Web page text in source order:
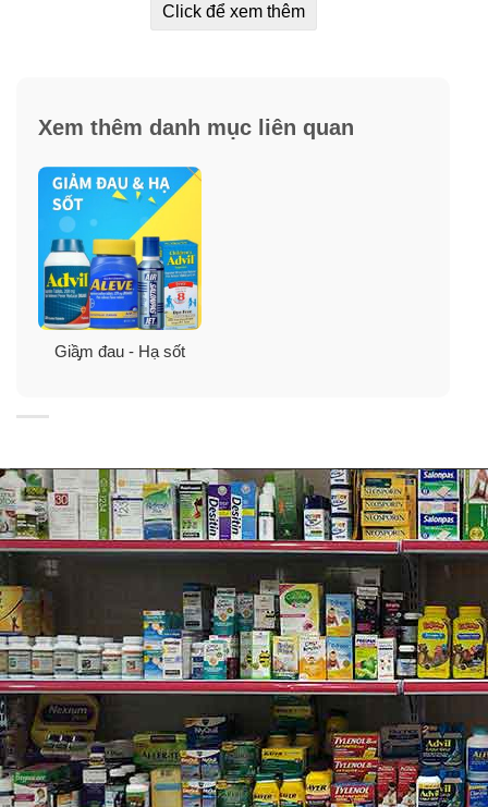
: Acetaminophen 500 mg. (Tác dụng giảm
Hướng dẫn sử dụng Tylenol® Pain Relief
Extra Strength Rapid Release Gelcaps
500mg
Người lớn và trẻ em từ 12 tuổi trở lên: Dùng 2 viên
gelcaps mỗi 6 giờ nếu các triệu chứng vẫn còn tiếp
diễn.
Lưu ý:
Click để xem thêm
Xem thêm danh mục liên quan
Giầ̡m đau - Hạ sốt